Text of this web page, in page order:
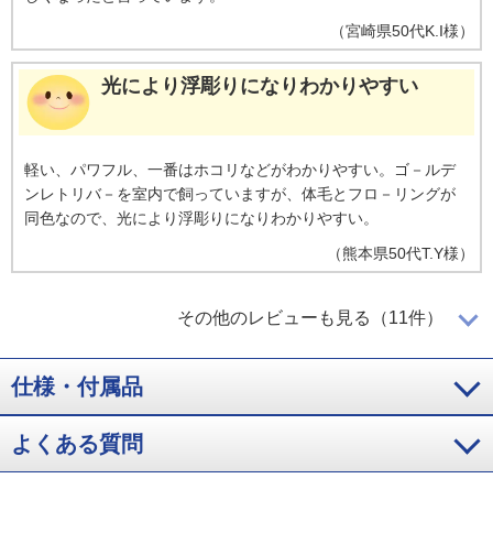
（宮崎県50代K.I様）
光により浮彫りになりわかりやすい
軽い、パワフル、一番はホコリなどがわかりやすい。ゴ－ルデ
ンレトリバ－を室内で飼っていますが、体毛とフロ－リングが
同色なので、光により浮彫りになりわかりやすい。
（熊本県50代T.Y様）
掃除が楽しい！
仕方ない。こんなにホコリが毎日溜まっていくのかと改めて分
からせてくれた掃除機です。（笑）軽くて、清潔に使えます。
その他のレビューも見る（11件）
仕様・付属品
よくある質問